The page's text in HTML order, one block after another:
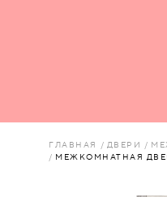
ПЛАСТИКОВЫЕ
ЛЮКИ
ГЛАВНАЯ ДВЕРИ
МЕЖКОМНАТНАЯ